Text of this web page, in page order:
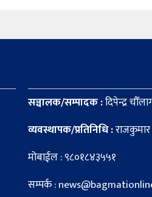
सञ्चालक/सम्पादक :दिपेन्द्र
व्यवस्थापक/प्रतिनिधि :
मोबाईल : ९८०१८४३५५१
सम्पर्क :